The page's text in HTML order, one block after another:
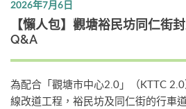
2026年7月6日
【懶人包】觀塘裕民坊同仁街
Q&A
為配合「觀塘市中心2.0」（KTTC
線改道工程，裕民坊及同仁街的行車